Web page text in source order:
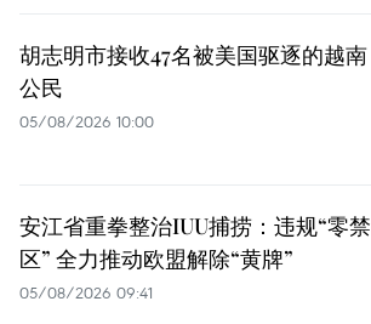
胡志明市接收47名被美国驱逐的越南
公民
05/08/2026 10:00
安江省重拳整治IUU捕捞：违规“零禁
区” 全力推动欧盟解除“黄牌”
05/08/2026 09:41